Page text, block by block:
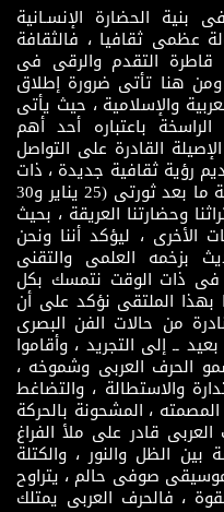
الحضارة الإنسـانية
عظمى ثقافيا ، فالثقافة
التقدم والرقى فى
هنا تأتى ضرورة إطلاق
والإسلامية ، حيث يأتى
باعتباره أحد أهم
القادرة على التواصل
رؤية ثقافية جديدة ، ذات
مضمون ثقافى قادر على إثراء مرحلة ما بعد ثورتى (25 يناير و30
وحضارتنا العريقة ، بحيث
الأخرى ، ليؤكد أننا ونحن
بزخمه العلمى والتقنى
فى ذات الوقت نتمسك بكل
بهذا الملتقى نؤكد على أن
من حالات الفن البصرى
ــ إلى التجريد ، وأقاموا
الحرف العربى وشموخه ،
والاستطالة ، والتضاغط
، المشحونة بالحركة
قادر على ملأ الفراغ
بين الظل والنور ، والكتلة
موسيقى صوفى حالم ، يتراوح
، فالحرف العربى يمتلك